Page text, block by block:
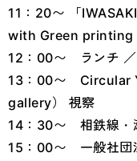
11：20〜 「
with Green printing
12：00〜 ランチ ／
13：00〜 Circular
gallery） 視察
14：30〜 相鉄線・
15：00〜 一般社団